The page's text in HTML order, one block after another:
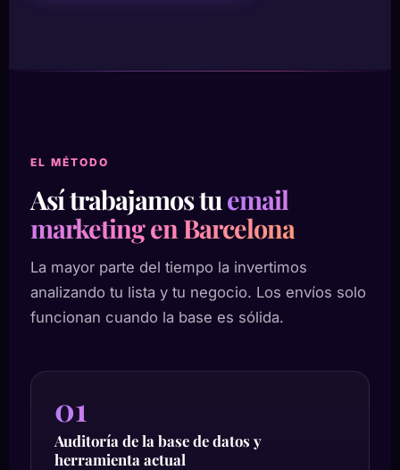
EL MÉTODO
Así trabajamos tuemail
marketing en Barcelona
La mayor parte del tiempo la invertimos
analizando tu lista y tu negocio. Los envíos solo
funcionan cuando la base es sólida.
01
Auditoría de la base de datos y
herramienta actual